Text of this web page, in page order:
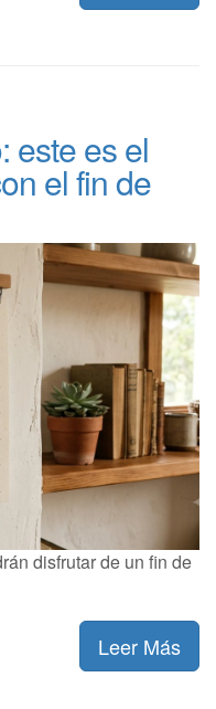
este es el
el fin de
disfrutar de un fin de
Leer Más